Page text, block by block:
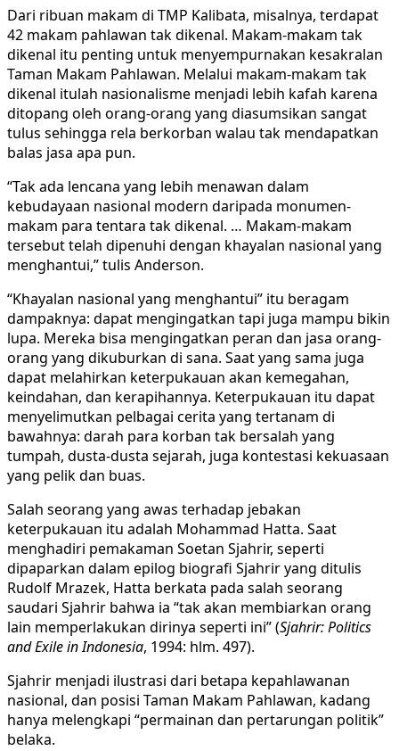
Dari ribuan makam di TMP Kalibata, misalnya, terdapat
42 makam pahlawan tak dikenal. Makam-makam tak
dikenal itu penting untuk menyempurnakan kesakralan
Taman Makam Pahlawan. Melalui makam-makam tak
dikenal itulah nasionalisme menjadi lebih kafah karena
ditopang oleh orang-orang yang diasumsikan sangat
tulus sehingga rela berkorban walau tak mendapatkan
balas jasa apa pun.
“Tak ada lencana yang lebih menawan dalam
kebudayaan nasional modern daripada monumen-
makam para tentara tak dikenal. … Makam-makam
tersebut telah dipenuhi dengan khayalan nasional yang
menghantui,” tulis Anderson.
“Khayalan nasional yang menghantui” itu beragam
dampaknya: dapat mengingatkan tapi juga mampu bikin
lupa. Mereka bisa mengingatkan peran dan jasa orang-
orang yang dikuburkan di sana. Saat yang sama juga
dapat melahirkan keterpukauan akan kemegahan,
keindahan, dan kerapihannya. Keterpukauan itu dapat
menyelimutkan pelbagai cerita yang tertanam di
bawahnya: darah para korban tak bersalah yang
tumpah, dusta-dusta sejarah, juga kontestasi kekuasaan
yang pelik dan buas.
Salah seorang yang awas terhadap jebakan
keterpukauan itu adalah Mohammad Hatta. Saat
menghadiri pemakaman Soetan Sjahrir, seperti
dipaparkan dalam epilog biografi Sjahrir yang ditulis
Rudolf Mrazek, Hatta berkata pada salah seorang
saudari Sjahrir bahwa ia “tak akan membiarkan orang
lain memperlakukan dirinya seperti ini” (Sjahrir: Politics
and Exile in Indonesia, 1994: hlm. 497).
Sjahrir menjadi ilustrasi dari betapa kepahlawanan
nasional, dan posisi Taman Makam Pahlawan, kadang
hanya melengkapi “permainan dan pertarungan politik”
belaka.